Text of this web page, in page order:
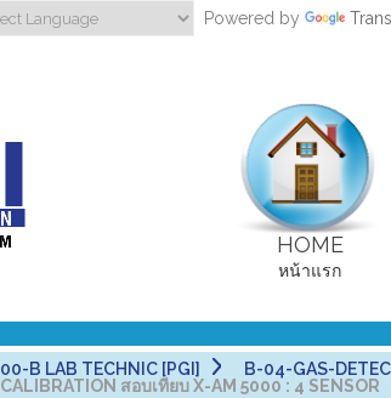
Powered by
HOME
หน้าแรก
B LAB TECHNIC [PGI]
B-04-GAS-
สอบเทียบ X-AM 5000 : 4 SENSOR